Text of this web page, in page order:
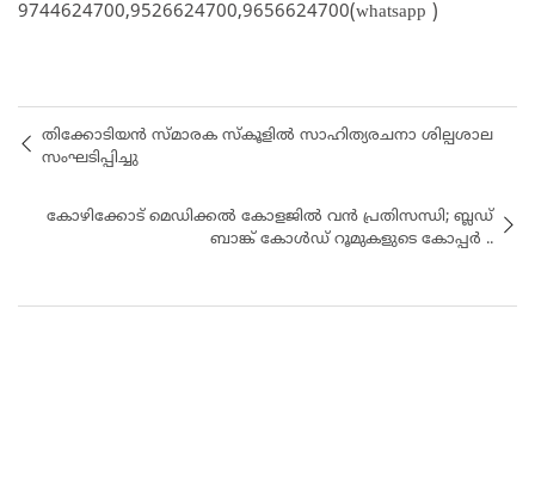
9744624700,9526624700,9656624700(whatsapp )
തിക്കോടിയൻ സ്മാരക സ്കൂളിൽ സാഹിത്യരചനാ ശില്പശാല
സംഘടിപ്പിച്ചു
കോഴിക്കോട് മെഡിക്കൽ കോളജിൽ വൻ പ്രതിസന്ധി; ബ്ലഡ്
ബാങ്ക് കോൾഡ് റൂമുകളുടെ കോപ്പർ ..